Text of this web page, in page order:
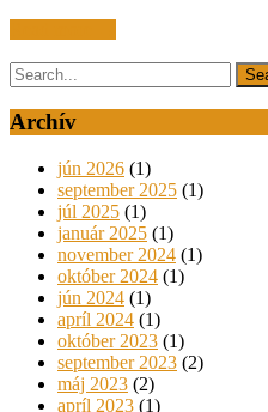
Archív
jún 2026 (1)
september 2025 (1)
júl 2025 (1)
január 2025 (1)
november 2024 (1)
október 2024 (1)
jún 2024 (1)
apríl 2024 (1)
október 2023 (1)
september 2023 (2)
máj 2023 (2)
apríl 2023 (1)